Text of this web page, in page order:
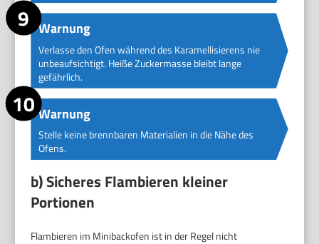
Warnung
Verlasse den Ofen während des Karamellisierens nie
unbeaufsichtigt. Heiße Zuckermasse bleibt lange
gefährlich.
Warnung
Stelle keine brennbaren Materialien in die Nähe des
Ofens.
b) Sicheres Flambieren kleiner
Portionen
Flambieren im Minibackofen ist in der Regel nicht